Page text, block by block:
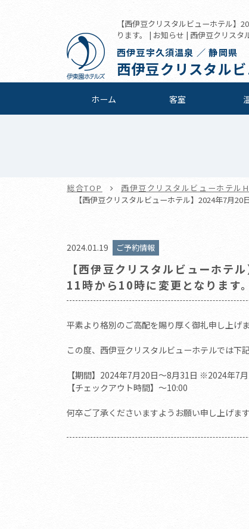
【西伊豆クリスタルビューホテル】
ります。 | お知らせ | 西伊豆クリスタ
西伊豆宇久須温泉 ／ 静岡県
西伊豆クリスタル
ホーム 客室
総合TOP 西伊豆クリスタルビューホテル
【西伊豆クリスタルビューホテル】2024年7月
2024.01.19 ご予約情報
【西伊豆クリスタルビューホ
11時から10時に変更となります。
平素より格別のご高配を賜り厚く御礼申し上げま
この度、西伊豆クリスタルビューホテルでは下
【期間】2024年7月20日～8月31日 ※2024年7
【チェックアウト時間】～10:00
何卒ご了承くださいますようお願い申し上げます